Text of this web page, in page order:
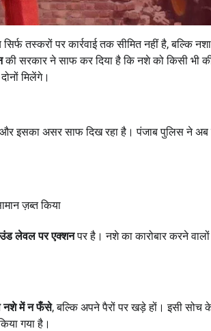
तस्करों पर कार्रवाई तक सीमित नहीं है, बल्कि
की सरकार ने साफ कर दिया है कि नशे को किसी भी
मिलेंगे।
और इसका असर साफ दिख रहा है। पंजाब पुलिस ने
ज़ब्त किया
लेवल पर एक्शनपर है। नशे का कारोबार करने
नशे में न फँसे, बल्कि अपने पैरों पर खड़े हों। इसी सोच
गया है।